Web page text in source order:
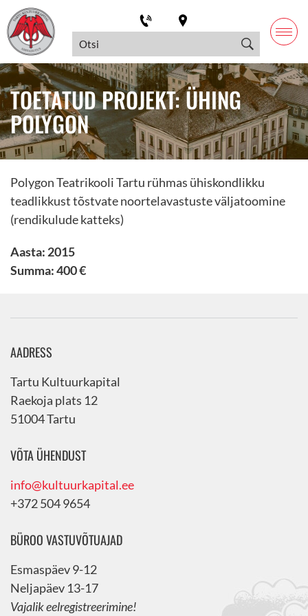
TOETATUD PROJEKT: ÜHING
POLYGON
Polygon Teatrikooli Tartu rühmas ühiskondlikku
teadlikkust tõstvate noortelavastuste väljatoomine
(rendikulude katteks)
Aasta: 2015
Summa: 400 €
AADRESS
Tartu Kultuurkapital
Raekoja plats 12
51004 Tartu
VÕTA ÜHENDUST
info@kultuurkapital.ee
+372 504 9654
BÜROO VASTUVÕTUAJAD
Esmaspäev 9-12
Neljapäev 13-17
Vajalik eelregistreerimine!